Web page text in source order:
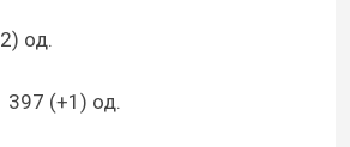
од.
397 (+1) од.